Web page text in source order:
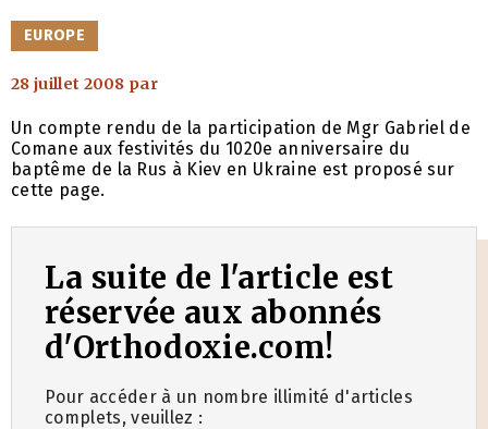
CATÉGORIES
EUROPE
28 juillet 2008 par
Un compte rendu de la participation de Mgr Gabriel de
Comane aux festivités du 1020e anniversaire du
baptême de la Rus à Kiev en Ukraine est proposé sur
cette page.
La suite de l'article est
réservée aux abonnés
d'Orthodoxie.com!
Pour accéder à un nombre illimité d'articles
complets, veuillez :